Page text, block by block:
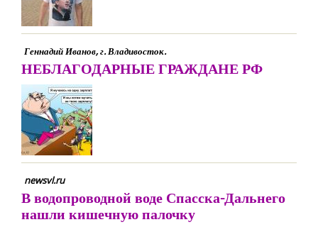
Геннадий Иванов, г. Владивосток.
НЕБЛАГОДАРНЫЕ ГРАЖДАНЕ РФ
newsvl.ru
В водопроводной воде Спасска-Дальнего
нашли кишечную палочку